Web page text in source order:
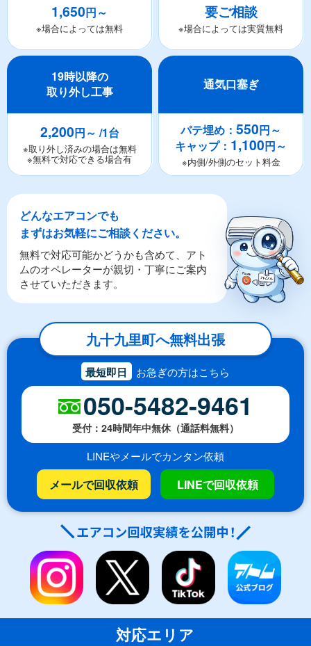
1,650円～
※場合によっては無料
要ご相談
※場合によっては実質無料
19時以降の
取り外し工事
2,200円～ /1台
※取り外し済みの場合は無料
※無料で対応できる場合有
通気口塞ぎ
パテ埋め：550円～
キャップ： 1,100円～
※内側/外側のセット料金
どんなエアコンでも
まずはお気軽にご相談ください。
無料で対応可能かどうかも含めて、アト
ムのオペレーターが親切・丁寧にご案内
させていただきます。
九十九里町へ無料出張
最短即日 お急ぎの方はこちら
050-5482-9461
受付：24時間年中無休（通話料無料）
LINEやメールでカンタン依頼
メールで回収依頼 LINEで回収依頼
対応エリア